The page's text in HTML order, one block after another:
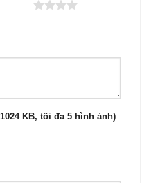
KB, tối đa 5 hình ảnh)